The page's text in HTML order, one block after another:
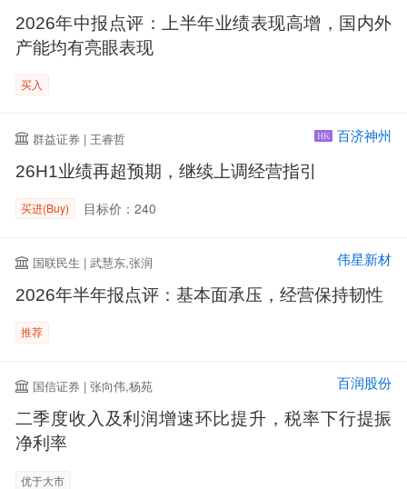
2026年中报点评：上半年业绩表现高增，国内外
产能均有亮眼表现
买入
群益证券 | 王睿哲 HK 百济神州
26H1业绩再超预期，继续上调经营指引
买进(Buy) 目标价：240
国联民生 | 武慧东,张润 伟星新材
2026年半年报点评：基本面承压，经营保持韧性
推荐
国信证券 | 张向伟,杨苑 百润股份
二季度收入及利润增速环比提升，税率下行提振
净利率
优于大市